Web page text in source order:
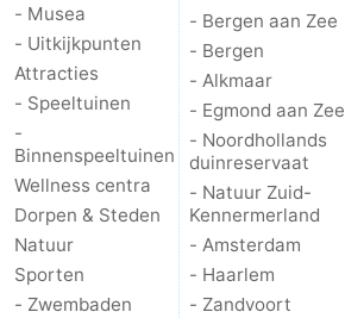
- Musea
- Uitkijkpunten
Attracties
- Speeltuinen
-
Binnenspeeltuinen
Wellness centra
Dorpen & Steden
Natuur
Sporten
- Zwembaden
- Bergen aan Zee
- Bergen
- Alkmaar
- Egmond aan Zee
- Noordhollands
duinreservaat
- Natuur Zuid-
Kennermerland
- Amsterdam
- Haarlem
- Zandvoort